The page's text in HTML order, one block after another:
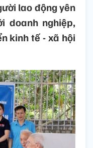
lao động yên
doanh nghiệp,
kinh tế - xã hội